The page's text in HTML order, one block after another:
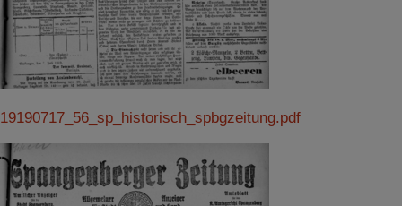
19190717_56_sp_historisch_spbgzeitung.pdf